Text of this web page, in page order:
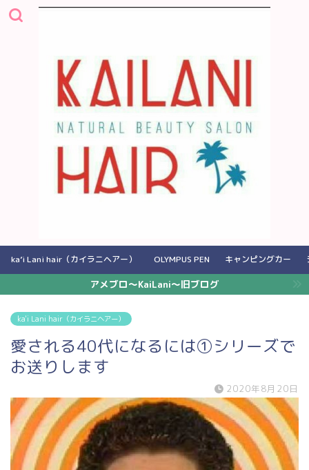
ka’i Lani hair（カイラニヘアー） OLYMPUS PEN キャンピングカー
アメブロ〜KaiLani〜旧ブログ
ka'i Lani hair（カイラニヘアー）
愛される40代になるには①シリーズで
お送りします
2020年8月20日